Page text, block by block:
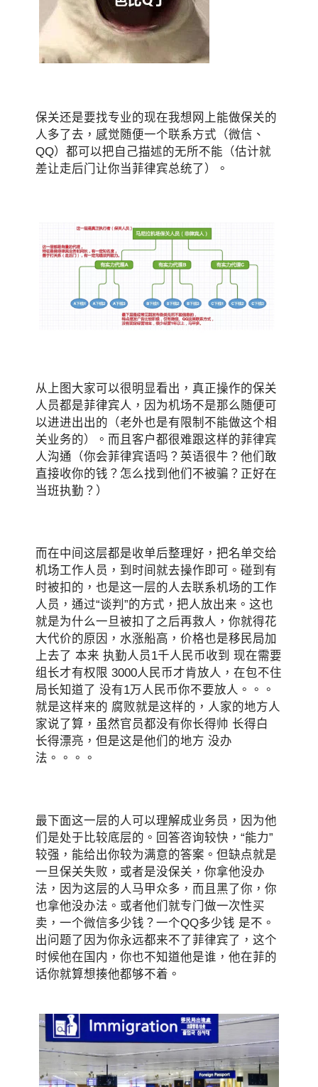
保关还是要找专业的现在我想网上能做保关的
人多了去，感觉随便一个联系方式（微信、
QQ）都可以把自己描述的无所不能（估计就
差让走后门让你当菲律宾总统了）。
从上图大家可以很明显看出，真正操作的保关
人员都是菲律宾人，因为机场不是那么随便可
以进进出出的（老外也是有限制不能做这个相
关业务的）。而且客户都很难跟这样的菲律宾
人沟通（你会菲律宾语吗？英语很牛？他们敢
直接收你的钱？怎么找到他们不被骗？正好在
当班执勤？）
而在中间这层都是收单后整理好，把名单交给
机场工作人员，到时间就去操作即可。碰到有
时被扣的，也是这一层的人去联系机场的工作
人员，通过“谈判”的方式，把人放出来。这也
就是为什么一旦被扣了之后再救人，你就得花
大代价的原因，水涨船高，价格也是移民局加
上去了 本来 执勤人员1千人民币收到 现在需要
组长才有权限 3000人民币才肯放人，在包不住
局长知道了 没有1万人民币你不要放人。。。
就是这样来的 腐败就是这样的，人家的地方人
家说了算，虽然官员都没有你长得帅 长得白
长得漂亮，但是这是他们的地方 没办
法。。。。
最下面这一层的人可以理解成业务员，因为他
们是处于比较底层的。回答咨询较快，“能力”
较强，能给出你较为满意的答案。但缺点就是
一旦保关失败，或者是没保关，你拿他没办
法，因为这层的人马甲众多，而且黑了你，你
也拿他没办法。或者他们就专门做一次性买
卖，一个微信多少钱？一个QQ多少钱 是不。
出问题了因为你永远都来不了菲律宾了，这个
时候他在国内，你也不知道他是谁，他在菲的
话你就算想揍他都够不着。